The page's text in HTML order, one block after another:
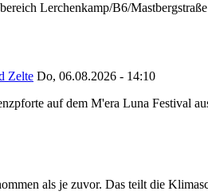
Lerchenkamp/B6/
Zelte Do, 06.08.2026 - 14:10
auf dem M'era Luna Festival
als je zuvor. Das teilt die